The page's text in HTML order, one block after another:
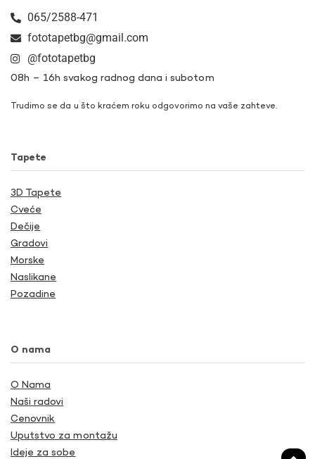
065/2588-471
fototapetbg@gmail.com
@fototapetbg
08h – 16h svakog radnog dana i subotom
Trudimo se da u što kraćem roku odgovorimo na vaše zahteve.
Tapete
3D Tapete
Cveće
Dečije
Gradovi
Morske
Naslikane
Pozadine
O nama
O Nama
Naši radovi
Cenovnik
Uputstvo za montažu
Ideje za sobe